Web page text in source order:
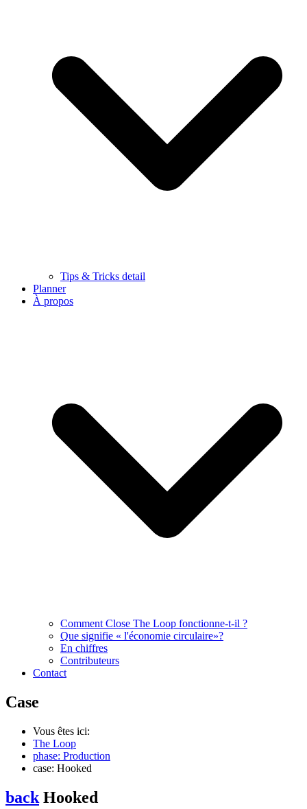
Tips & Tricks detail
Planner
À propos
Comment Close The Loop fonctionne-t-il ?
Que signifie « l'économie circulaire»?
En chiffres
Contributeurs
Contact
Case
Vous êtes ici:
The Loop
phase: Production
case: Hooked
back Hooked